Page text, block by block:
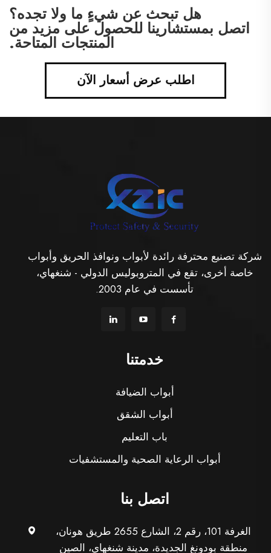
هل تبحث عن شيءٍ ما ولا تجده؟
اتصل بمستشارينا للحصول على مزيد من
المنتجات المتاحة.
اطلب عرض أسعار الآن
شركة تصنيع محترفة رائدة لأبواب ونوافذ الحريق وأبواب
خاصة أخرى، تقع في المتروبوليس الدولي - شنغهاي،
تأسست في عام 2003.
خدمتنا
أبواب الضيافة
أبواب الشقق
باب التعليم
أبواب الرعاية الصحية والمستشفيات
اتصل بنا
الغرفة 101، رقم 2، الشارع 2655 طريق هونان،
منطقة بودونغ الجديدة، مدينة شنغهاي، الصين